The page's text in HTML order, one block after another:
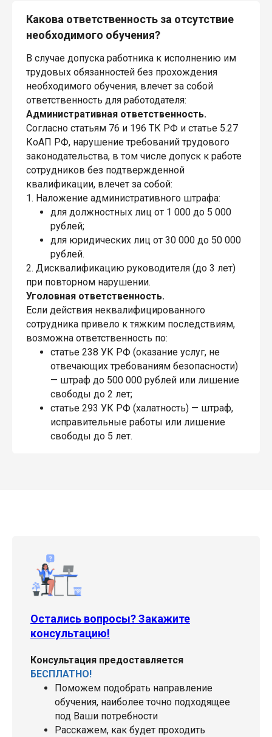
Какова ответственность за отсутствие
необходимого обучения?
В случае допуска работника к исполнению им
трудовых обязанностей без прохождения
необходимого обучения, влечет за собой
ответственность для работодателя:
Административная ответственность.
Согласно статьям 76 и 196 ТК РФ и статье 5.27
КоАП РФ, нарушение требований трудового
законодательства, в том числе допуск к работе
сотрудников без подтвержденной
квалификации, влечет за собой:
1. Наложение административного штрафа:
для должностных лиц от 1 000 до 5 000
рублей;
для юридических лиц от 30 000 до 50 000
рублей.
2. Дисквалификацию руководителя (до 3 лет)
при повторном нарушении.
Уголовная ответственность.
Если действия неквалифицированного
сотрудника привело к тяжким последствиям,
возможна ответственность по:
статье 238 УК РФ (оказание услуг, не
отвечающих требованиям безопасности)
— штраф до 500 000 рублей или лишение
свободы до 2 лет;
статье 293 УК РФ (халатность) — штраф,
исправительные работы или лишение
свободы до 5 лет.
Остались вопросы? Закажите
консультацию!
Консультация предоставляется
БЕСПЛАТНО!
Поможем подобрать направление
обучения, наиболее точно подходящее
под Ваши потребности
Расскажем, как будет проходить